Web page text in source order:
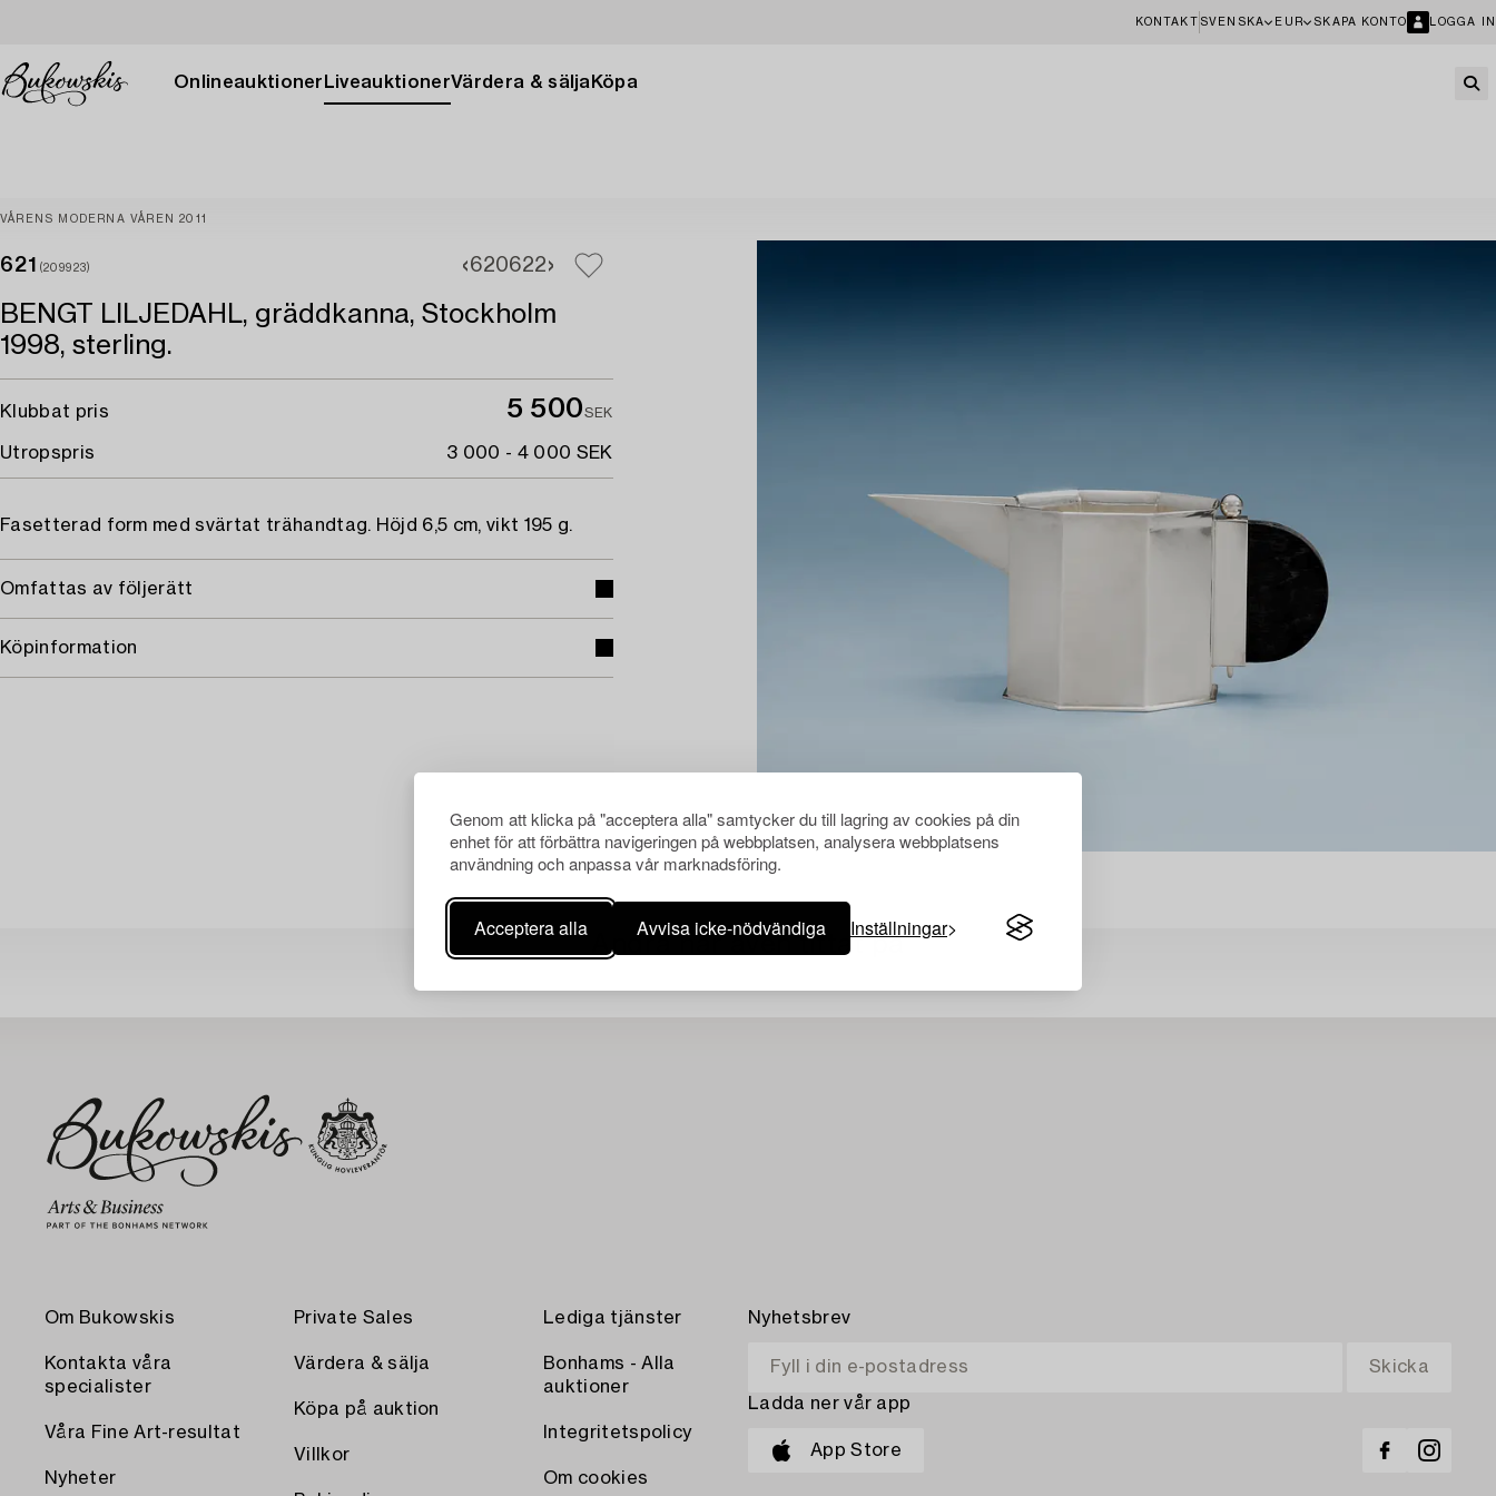
Genom att klicka på "acceptera alla" samtycker du till lagring av cookies på din
enhet för att förbättra navigeringen på webbplatsen, analysera webbplatsens
användning och anpassa vår marknadsföring.
Acceptera alla Avvisa icke-nödvändiga Inställningar
KONTAKT SVENSKA EUR SKAPA KONTO LOGGA IN
Onlineauktioner LiveauktionerVärdera & sälja Köpa
VÅRENS MODERNA VÅREN 2011
621 (209923) 620622
BENGT LILJEDAHL, gräddkanna, Stockholm
1998, sterling.
Klubbat pris 5 500SEK
Utropspris 3 000 - 4 000 SEK
Fasetterad form med svärtat trähandtag. Höjd 6,5 cm, vikt 195 g.
Omfattas av följerätt
Köpinformation
Andra har även tittat på
Om Bukowskis
Kontakta våra
specialister
Våra Fine Art-resultat
Nyheter
Private Sales
Värdera & sälja
Köpa på auktion
Villkor
Lediga tjänster
Bonhams - Alla
auktioner
Integritetspolicy
Om cookies
Nyhetsbrev
Ladda ner vår app
App Store